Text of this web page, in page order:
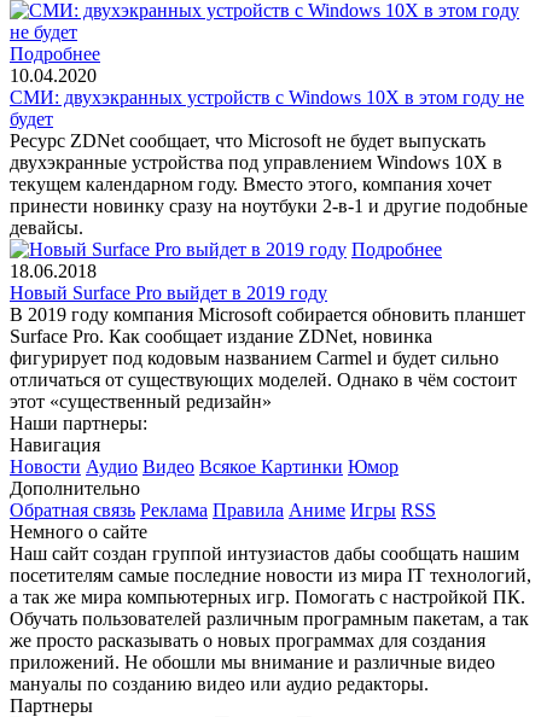
Подробнее
10.04.2020
СМИ: двухэкранных устройств с Windows 10X в этом году не
будет
Ресурс ZDNet сообщает, что Microsoft не будет выпускать
двухэкранные устройства под управлением Windows 10X в
текущем календарном году. Вместо этого, компания хочет
принести новинку сразу на ноутбуки 2-в-1 и другие подобные
девайсы.
Подробнее
18.06.2018
Новый Surface Pro выйдет в 2019 году
В 2019 году компания Microsoft собирается обновить планшет
Surface Pro. Как сообщает издание ZDNet, новинка
фигурирует под кодовым названием Carmel и будет сильно
отличаться от существующих моделей. Однако в чём состоит
этот «существенный редизайн»
Наши партнеры:
Навигация
Новости Аудио Видео Всякое Картинки Юмор
Дополнительно
Обратная связь Реклама Правила Аниме Игры RSS
Немного о сайте
Наш сайт создан группой интузиастов дабы сообщать нашим
посетителям самые последние новости из мира IT технологий,
а так же мира компьютерных игр. Помогать с настройкой ПК.
Обучать пользователей различным програмным пакетам, а так
же просто расказывать о новых программах для создания
приложений. Не обошли мы внимание и различные видео
мануалы по созданию видео или аудио редакторы.
Партнеры